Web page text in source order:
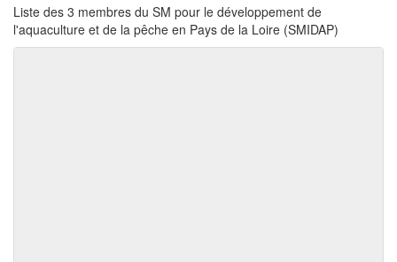
Liste des 3 membres du SM pour le développement de
l'aquaculture et de la pêche en Pays de la Loire (SMIDAP)